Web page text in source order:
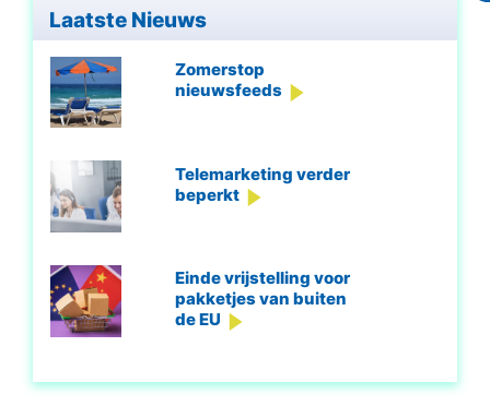
Laatste Nieuws
Zomerstop
nieuwsfeeds
Telemarketing verder
beperkt
Einde vrijstelling voor
pakketjes van buiten
de EU